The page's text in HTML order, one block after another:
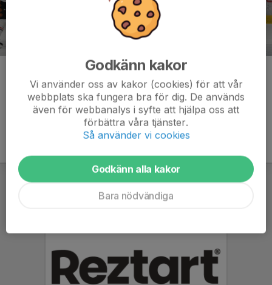
Godkänn kakor
Vi använder oss av kakor (cookies) för att vår
webbplats ska fungera bra för dig. De används
även för webbanalys i syfte att hjälpa oss att
förbättra våra tjänster.
Så använder vi cookies
Godkänn alla kakor
Bara nödvändiga